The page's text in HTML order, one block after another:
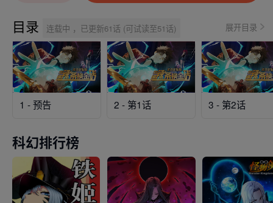
目录 连载中 ，已更新61话 (可试读至51话) 展开目录
1 - 预告 2 - 第1话 3 - 第2话
科幻排行榜